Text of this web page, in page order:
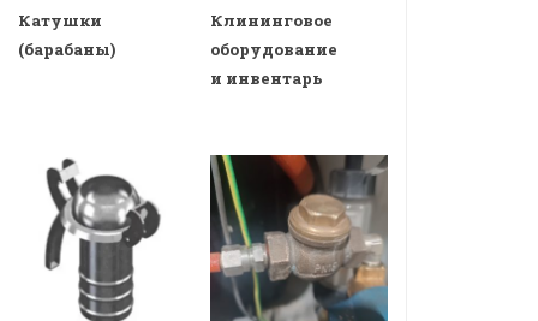
Катушки
(барабаны)
Клининговое
оборудование
и инвентарь